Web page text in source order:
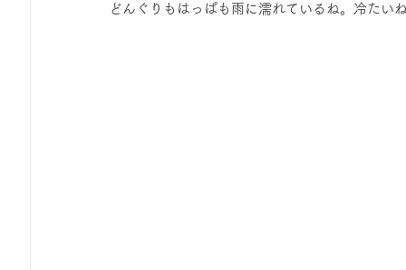
どんぐりもはっぱも雨に濡れているね。冷たい